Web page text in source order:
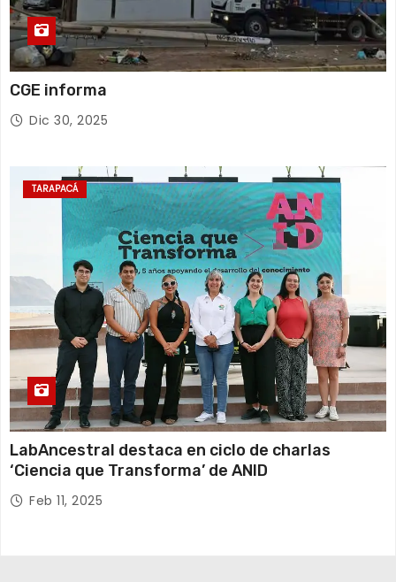
CGE informa
Dic 30, 2025
TARAPACÁ
LabAncestral destaca en ciclo de charlas
‘Ciencia que Transforma’ de ANID
Feb 11, 2025